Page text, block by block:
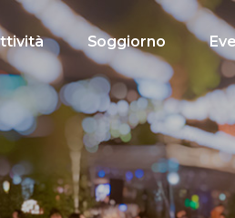
Soggiorno